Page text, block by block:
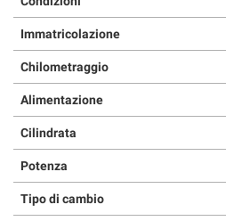
Immatricolazione
Chilometraggio
Alimentazione
Cilindrata
Potenza
Tipo di cambio
questi
strumenti
di
tracciamento
si
rimanda
cookie
policy.
rivedere
e